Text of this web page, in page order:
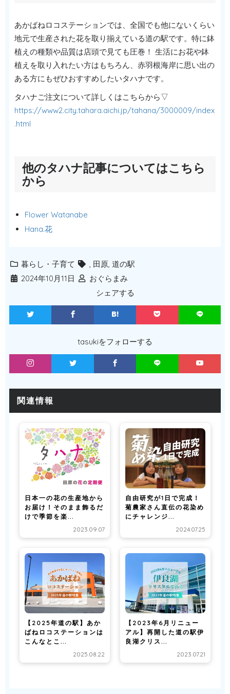
あかばねロコステーションでは、全国でも他にないくらい
地元で生産された花を取り揃えている道の駅です。特に鉢
植えの種類や品質は店頭で見ても圧巻！ 生活にお花や鉢
植えを取り入れたい方はもちろん、赤羽根海岸に思い出の
ある方にもぜひおすすめしたいタハナです。
タハナご注文について詳しくはこちらから▽
https://www2.city.tahara.aichi.jp/tahana/3000009/index
.html
他のタハナ記事についてはこちら
から
Flower Watanabe
Hana.花
暮らし・子育て , 田原, 道の駅
2024年10月11日
おぐらまみ
シェアする
tasukiをフォローする
関連情報
日本一の花の生産地から
お届け！そのまま飾るだ
けで季節を楽...
2023.09.07
自由研究が1日で完成！
菊農家さん直伝の花染め
にチャレンジ...
2024.07.25
【2025年道の駅】あか
ばねロコステーションは
こんなとこ...
2025.08.22
【2023年6月リニュー
アル】再開した道の駅伊
良湖クリス...
2023.07.21